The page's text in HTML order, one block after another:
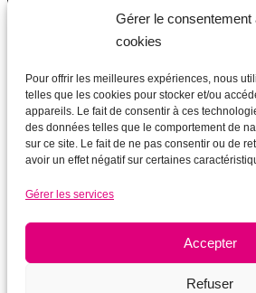
Gérer le consentement
cookies
Pour offrir les meilleures expériences, nous
telles que les cookies pour stocker et/ou
appareils. Le fait de consentir à ces
des données telles que le comportement de
sur ce site. Le fait de ne pas consentir ou de
avoir un effet négatif sur certaines
Gérer les services
Accepter
Refuser